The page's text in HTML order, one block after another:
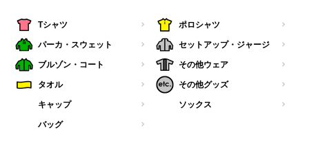
Tシャツ ポロシャツ
パーカ・スウェット セットアップ・ジャージ
ブルゾン・コート その他ウェア
タオル その他グッズ
キャップ ソックス
バッグ